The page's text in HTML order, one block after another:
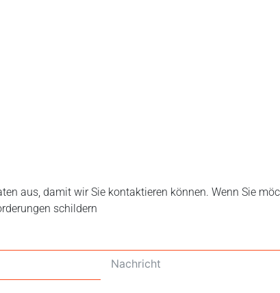
aus, damit wir Sie kontaktieren können. Wenn Sie
schildern